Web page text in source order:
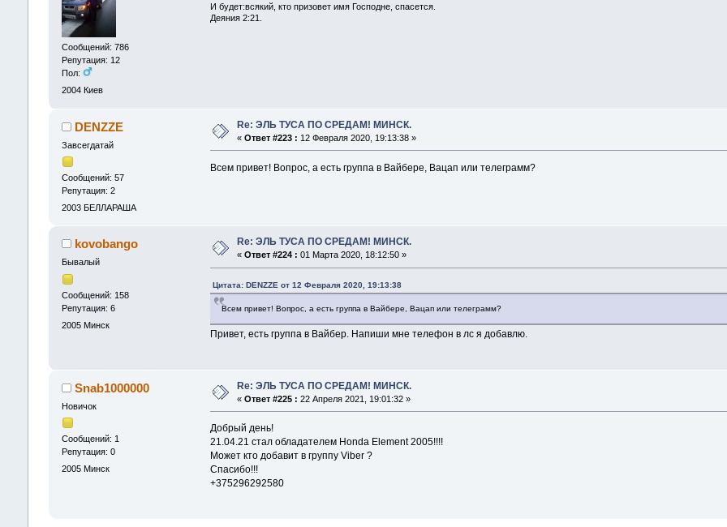
Сообщений: 786
Репутация: 12
Пол:
2004 Киев
И будет:всякий, кто призовет имя Господне, спасется.
Деяния 2:21.
DENZZE
Завсегдатай
Сообщений: 57
Репутация: 2
2003 БЕЛЛАРАША
Re: ЭЛЬ ТУСА ПО СРЕДАМ! МИНСК.
« Ответ #223 : 12 Февраля 2020, 19:13:38 »
Всем привет! Вопрос, а есть группа в Вайбере, Вацап или телеграмм?
kovobango
Бывалый
Сообщений: 158
Репутация: 6
2005 Минск
Re: ЭЛЬ ТУСА ПО СРЕДАМ! МИНСК.
« Ответ #224 : 01 Марта 2020, 18:12:50 »
Цитата: DENZZE от 12 Февраля 2020, 19:13:38
Всем привет! Вопрос, а есть группа в Вайбере, Вацап или телеграмм?
Привет, есть группа в Вайбер. Напиши мне телефон в лс я добавлю.
Snab1000000
Новичок
Сообщений: 1
Репутация: 0
2005 Минск
Re: ЭЛЬ ТУСА ПО СРЕДАМ! МИНСК.
« Ответ #225 : 22 Апреля 2021, 19:01:32 »
Добрый день!
21.04.21 стал обладателем Honda Element 2005!!!!
Может кто добавит в группу Viber ?
Спасибо!!!
+375296292580